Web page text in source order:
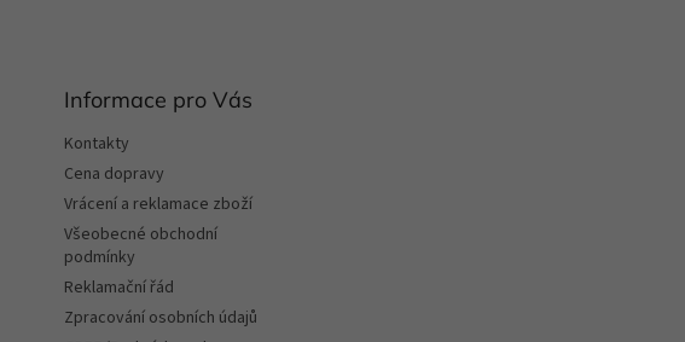
Informace pro Vás
Kontakty
Cena dopravy
Vrácení a reklamace zboží
Všeobecné obchodní
podmínky
Reklamační řád
Zpracování osobních údajů